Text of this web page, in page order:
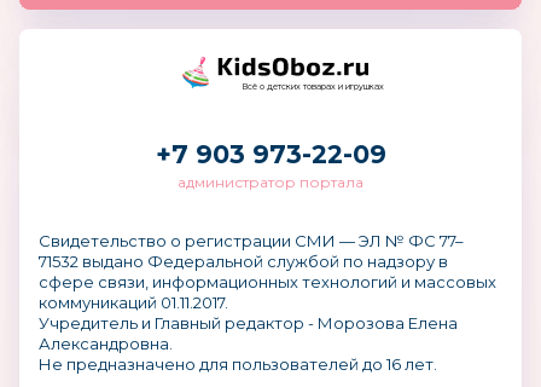
Всё о детских товарах и игрушках
+7 903 973-22-09
администратор портала
Свидетельство о регистрации СМИ — ЭЛ № ФС 77–
71532 выдано Федеральной службой по надзору в
сфере связи, информационных технологий и массовых
коммуникаций 01.11.2017.
Учредитель и Главный редактор - Морозова Елена
Александровна.
Не предназначено для пользователей до 16 лет.